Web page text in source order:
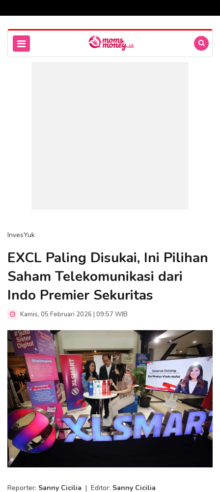
InvesYuk
EXCL Paling Disukai, Ini Pilihan
Saham Telekomunikasi dari
Indo Premier Sekuritas
Kamis, 05 Februari 2026 | 09:57 WIB
Reporter: Sanny Cicilia | Editor: Sanny Cicilia